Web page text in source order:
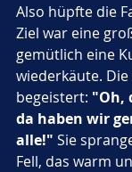
Also hüpfte die
Ziel war eine
gemütlich eine
wiederkäute.
begeistert: "Oh,
da haben wir
alle!" Sie
Fell, das warm